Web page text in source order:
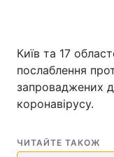
Головна
Україна
Спорт
Київ та 17
послаблення
запроваджених
коронавірусу.
ЧИТАЙТЕ ТАКОЖ